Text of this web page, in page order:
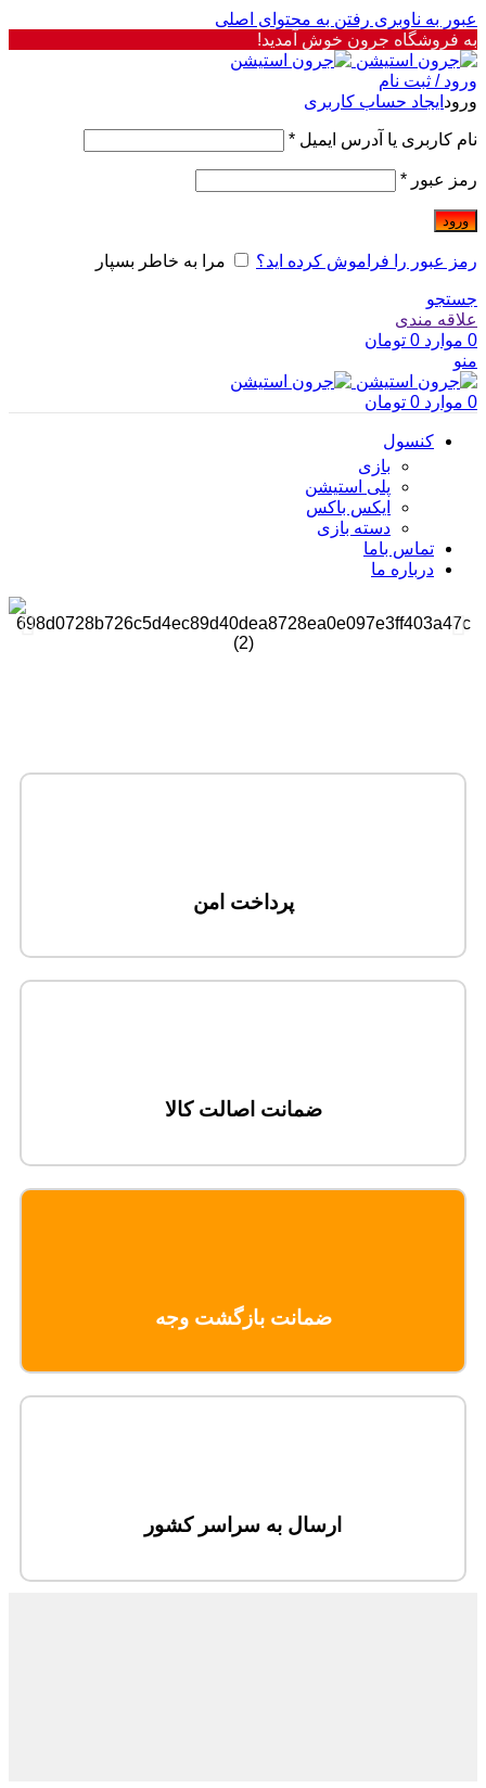
عبور به ناوبری رفتن به محتوای اصلی
به فروشگاه جرون خوش آمدید!
ورود / ثبت نام
ورود ایجاد حساب کاربری
نام کاربری یا آدرس ایمیل *
رمز عبور *
ورود
رمز عبور را فراموش کرده اید؟ مرا به خاطر بسپار
جستجو
علاقه مندی
0 موارد 0 تومان
منو
0 موارد 0 تومان
کنسول
بازی
پلی استیشن
ایکس باکس
دسته بازی
تماس باما
درباره ما
پرداخت امن
ضمانت اصالت کالا
ضمانت بازگشت وجه
ارسال به سراسر کشور